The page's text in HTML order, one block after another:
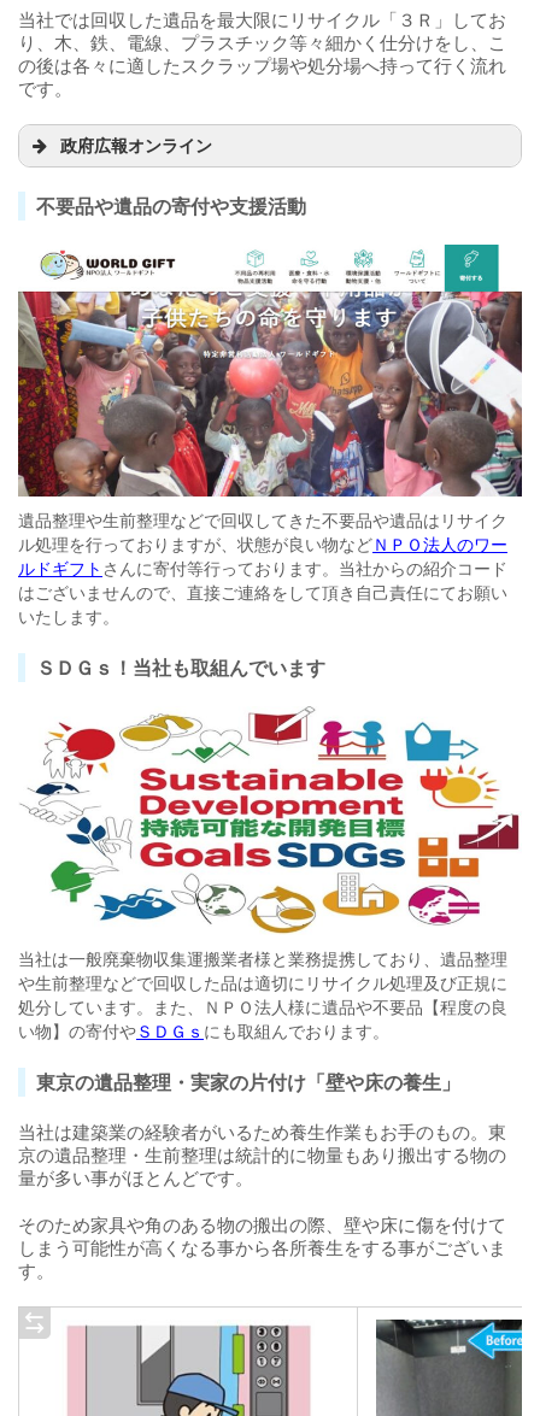
当社では回収した遺品を最大限にリサイクル「３Ｒ」してお
り、木、鉄、電線、プラスチック等々細かく仕分けをし、こ
の後は各々に適したスクラップ場や処分場へ持って行く流れ
です。
政府広報オンライン
不要品や遺品の寄付や支援活動
遺品整理や生前整理などで回収してきた不要品や遺品はリサイク
ル処理を行っておりますが、状態が良い物などＮＰＯ法人のワー
ルドギフト さんに寄付等行っております。当社からの紹介コード
はございませんので、直接ご連絡をして頂き自己責任にてお願い
いたします。
ＳＤＧｓ！当社も取組んでいます
当社は一般廃棄物収集運搬業者様と業務提携しており、遺品整理
や生前整理などで回収した品は適切にリサイクル処理及び正規に
処分しています。また、ＮＰＯ法人様に遺品や不要品【程度の良
い物】の寄付やＳＤＧｓ にも取組んでおります。
東京の遺品整理・実家の片付け「壁や床の養生」
当社は建築業の経験者がいるため養生作業もお手のもの。東
京の遺品整理・生前整理は統計的に物量もあり搬出する物の
量が多い事がほとんどです。
そのため家具や角のある物の搬出の際、壁や床に傷を付けて
しまう可能性が高くなる事から各所養生をする事がございま
す。